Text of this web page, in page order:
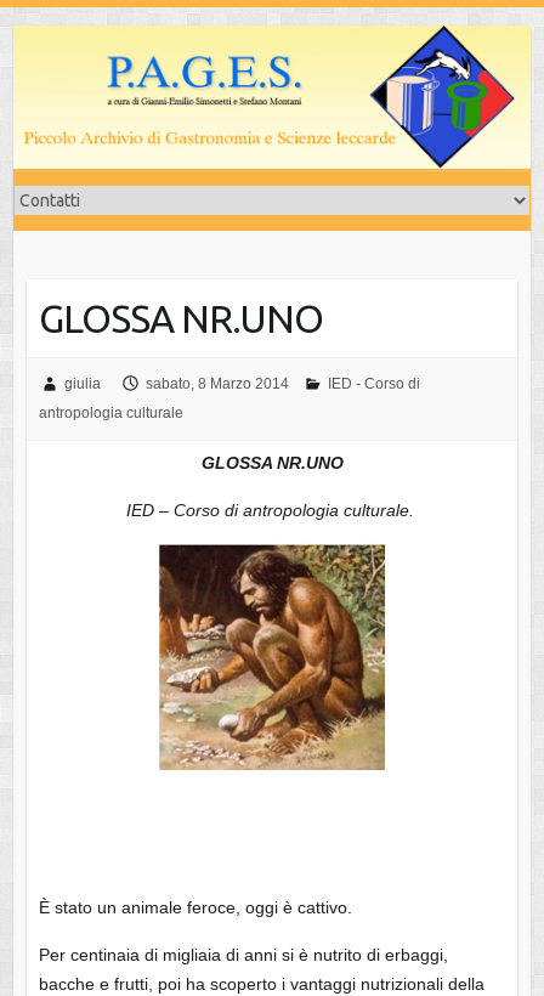
GLOSSA NR.UNO
giulia sabato, 8 Marzo 2014
IED - Corso di
antropologia culturale
GLOSSA NR.UNO
IED – Corso di antropologia culturale.
È stato un animale feroce, oggi è cattivo.
Per centinaia di migliaia di anni si è nutrito di erbaggi,
bacche e frutti, poi ha scoperto i vantaggi nutrizionali della